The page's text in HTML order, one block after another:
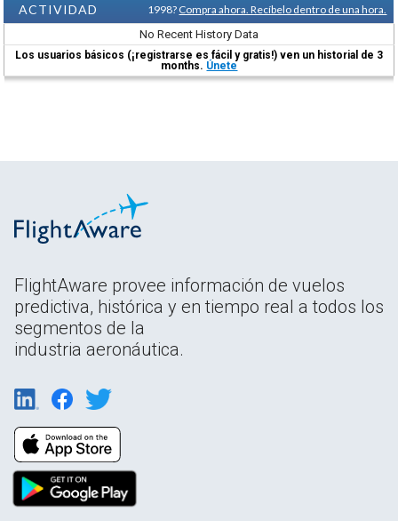
ACTIVIDAD
1998? Compra ahora. Recíbelo dentro de una hora.
No Recent History Data
Los usuarios básicos (¡registrarse es fácil y gratis!) ven un historial de 3
months. Únete
FlightAware provee información de vuelos
predictiva, histórica y en tiempo real a todos los
segmentos de la
industria aeronáutica.